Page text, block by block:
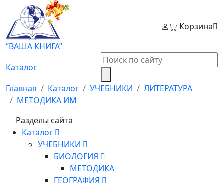
“ВАША КНИГА”
Корзина
Каталог
Главная
Каталог УЧЕБНИКИ
ЛИТЕРАТУРА
МЕТОДИКА ИМ
Разделы сайта
Каталог
УЧЕБНИКИ
БИОЛОГИЯ
МЕТОДИКА
ГЕОГРАФИЯ